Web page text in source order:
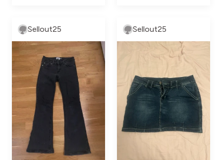
Sellout25 Sellout25